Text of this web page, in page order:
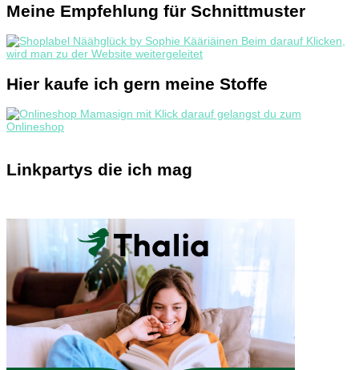
Meine Empfehlung für Schnittmuster
Hier kaufe ich gern meine Stoffe
Linkpartys die ich mag